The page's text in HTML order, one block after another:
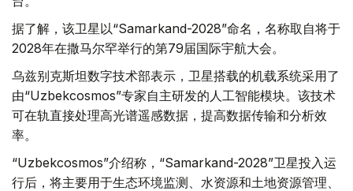
据了解，该卫星以“Samarkand-2028”命名，名称取自将于
2028年在撒马尔罕举行的第79届国际宇航大会。
乌兹别克斯坦数字技术部表示，卫星搭载的机载系统采用了
由“Uzbekcosmos”专家自主研发的人工智能模块。该技术
可在轨直接处理高光谱遥感数据，提高数据传输和分析效
率。
“Uzbekcosmos”介绍称，“Samarkand-2028”卫星投入运
行后，将主要用于生态环境监测、水资源和土地资源管理、